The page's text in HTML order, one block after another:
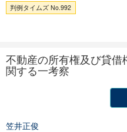
判例タイムズ No.992
不動産の所有権及び貸
関する一考察
笠井正俊